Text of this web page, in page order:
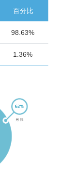
百分比
98.63%
1.36%